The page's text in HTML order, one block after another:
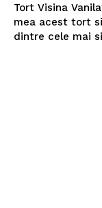
Tort Visina
mea acest tort
dintre cele mai